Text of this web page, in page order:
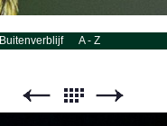
Buitenverblijf A - Z